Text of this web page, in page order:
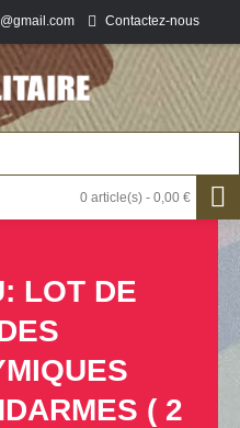
Contactez-nous
0 article(s) - 0,00 €
LOT DE
( 2